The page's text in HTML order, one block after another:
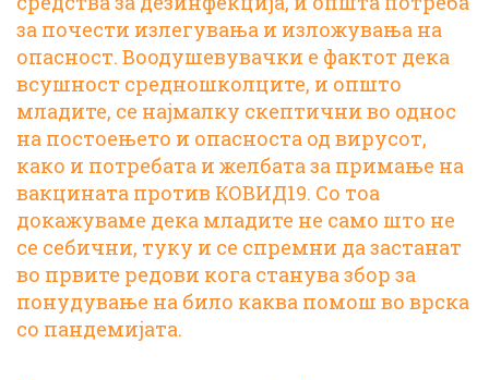
за почести излегувања и изложувања на
опасност. Воодушевувачки е фактот дека
всушност средношколците, и општо
младите, се најмалку скептични во однос
на постоењето и опасноста од вирусот,
како и потребата и желбата за примање на
вакцината против КОВИД19. Со тоа
докажуваме дека младите не само што не
се себични, туку и се спремни да застанат
во првите редови кога станува збор за
понудување на било каква помош во врска
со пандемијата.